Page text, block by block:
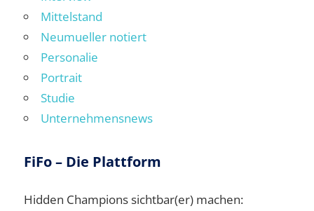
Mittelstand
Neumueller notiert
Personalie
Portrait
Studie
Unternehmensnews
FiFo – Die Plattform
Hidden Champions sichtbar(er) machen: